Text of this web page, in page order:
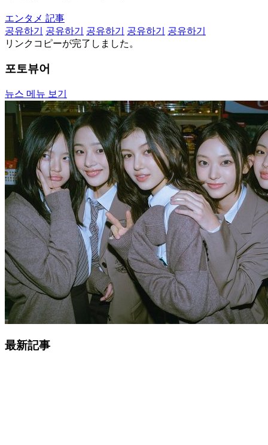
エンタメ 記事
공유하기
공유하기 공유하기 공유하기
공유하기
リンクコピーが完了しました。
포토뷰어
뉴스 메뉴 보기
最新記事